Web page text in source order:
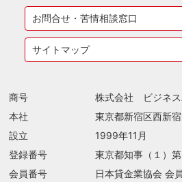
お問合せ・苦情相談窓口
サイトマップ
商号
株式会社 ビジネス
本社
東京都新宿区西新
設立
1999年11月
登録番号
東京都知事（１）
会員番号
日本貸金業協会